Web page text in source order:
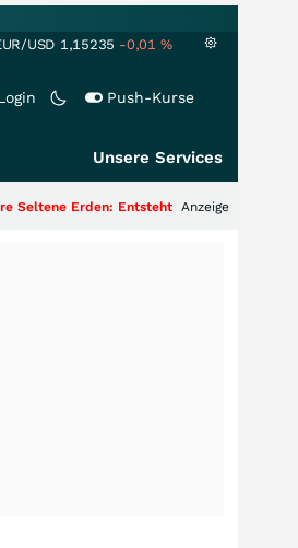
USD 1,15235 -0,01 %
Push-Kurse
Unsere Services
Erden: Entsteht hier die nächste
Anzeige